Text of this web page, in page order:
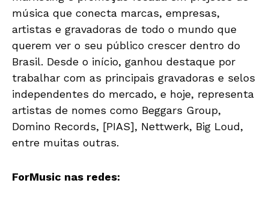
música que conecta marcas, empresas,
artistas e gravadoras de todo o mundo que
querem ver o seu público crescer dentro do
Brasil. Desde o início, ganhou destaque por
trabalhar com as principais gravadoras e selos
independentes do mercado, e hoje, representa
artistas de nomes como Beggars Group,
Domino Records, [PIAS], Nettwerk, Big Loud,
entre muitas outras.
ForMusic nas redes: